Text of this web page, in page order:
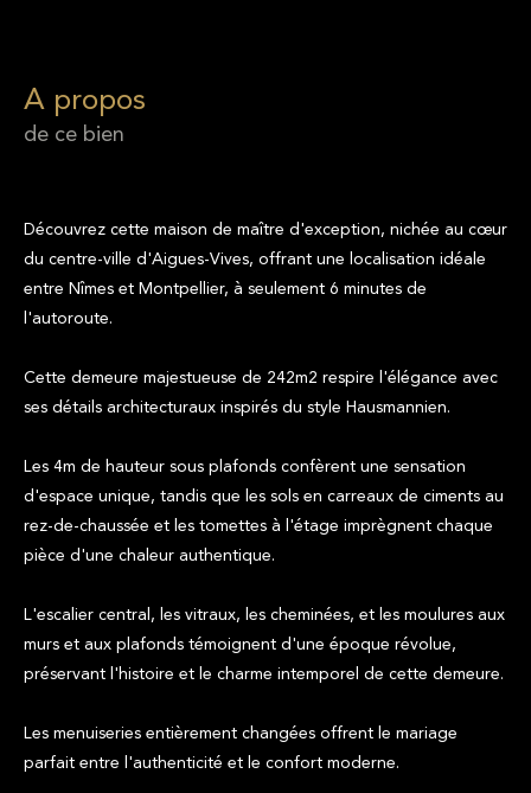
a propos
de ce bien
Découvrez cette maison de maître d'exception, nichée au cœur
du centre-ville d'Aigues-Vives, offrant une localisation idéale
entre Nîmes et Montpellier, à seulement 6 minutes de
l'autoroute.
Cette demeure majestueuse de 242m2 respire l'élégance avec
ses détails architecturaux inspirés du style Hausmannien.
Les 4m de hauteur sous plafonds confèrent une sensation
d'espace unique, tandis que les sols en carreaux de ciments au
rez-de-chaussée et les tomettes à l'étage imprègnent chaque
pièce d'une chaleur authentique.
L'escalier central, les vitraux, les cheminées, et les moulures aux
murs et aux plafonds témoignent d'une époque révolue,
préservant l'histoire et le charme intemporel de cette demeure.
Les menuiseries entièrement changées offrent le mariage
parfait entre l'authenticité et le confort moderne.